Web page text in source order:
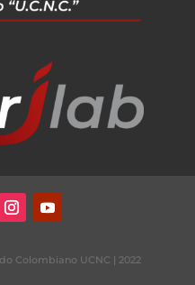
Colombiano UCNC | 2022